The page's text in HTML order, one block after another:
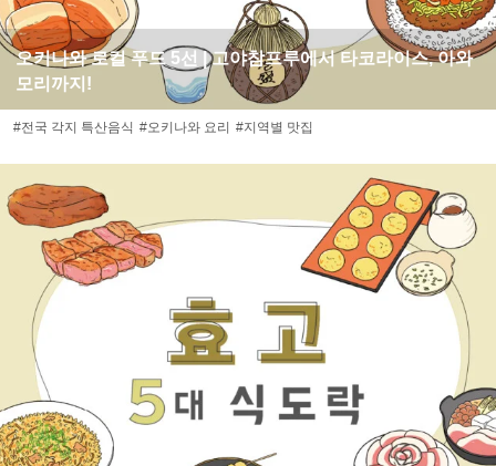
오키나와 로컬 푸드 5선 | 고야참프루에서 타코라이스, 아와
모리까지!
#전국 각지 특산음식 #오키나와 요리 #지역별 맛집